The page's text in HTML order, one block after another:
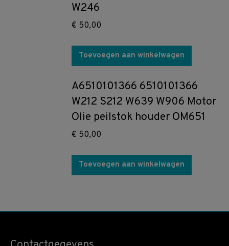
W246
€ 50,00
Toevoegen aan winkelwagen
A6510101366 6510101366
W212 S212 W639 W906 Motor
Olie peilstok houder OM651
€ 50,00
Toevoegen aan winkelwagen